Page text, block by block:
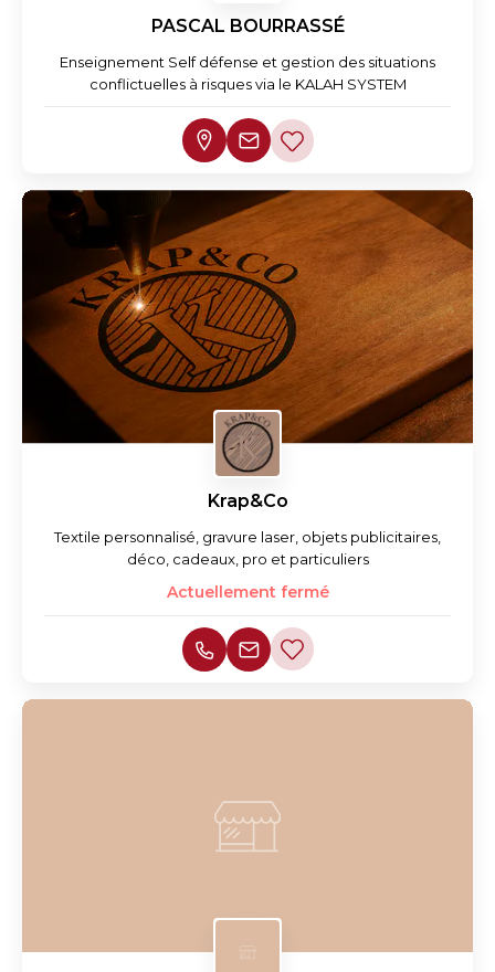
PASCAL BOURRASSÉ
Enseignement Self défense et gestion des situations
conflictuelles à risques via le KALAH SYSTEM
Krap&Co
Textile personnalisé, gravure laser, objets publicitaires,
déco, cadeaux, pro et particuliers
Actuellement fermé